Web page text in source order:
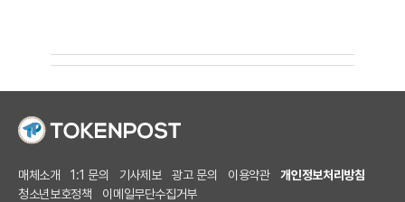
매체소개 1:1 문의 기사제보 광고 문의 이용약관
개인정보처리방침
청소년보호정책
이메일무단수집거부